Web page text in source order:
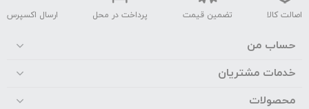
اصالت کالا تضمین قیمت پرداخت در محل ارسال اکسپرس
حساب من
خدمات مشتریان
محصولات